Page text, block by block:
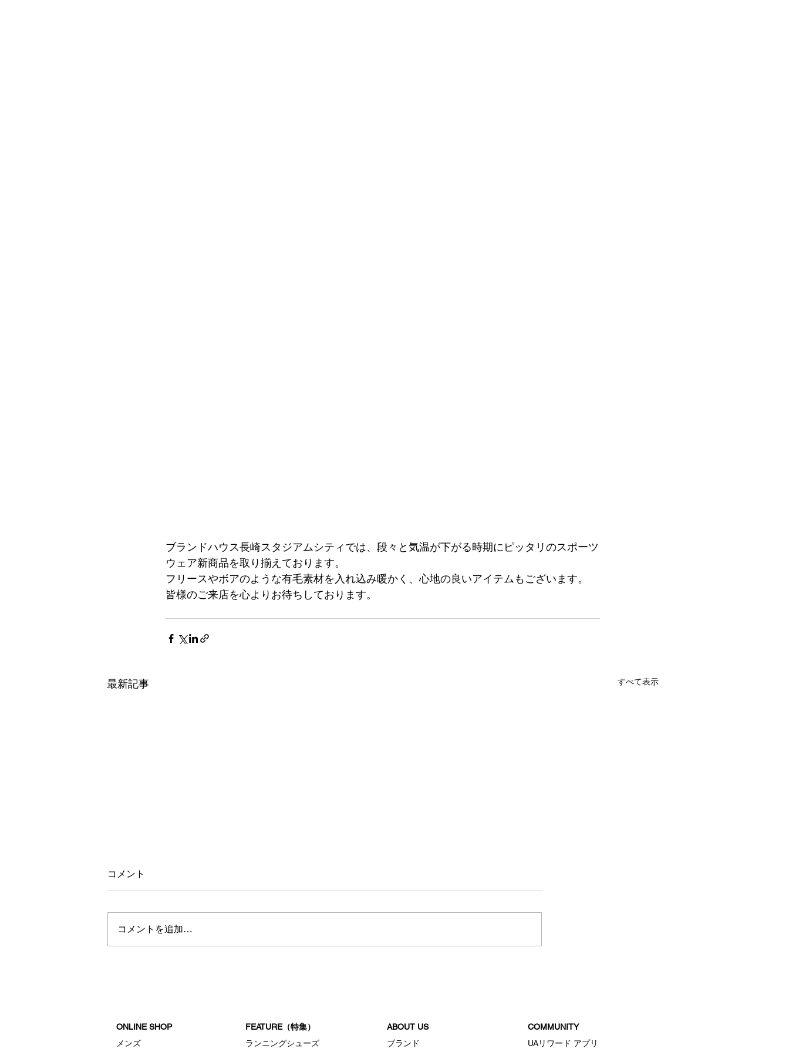
ブランドハウス長崎スタジアムシティでは、段々と気温が下がる時期にピッタリのスポーツ
ウェア新商品を取り揃えております。
​フリースやボアのような有⽑素材を⼊れ込み暖かく、心地の良いアイテムもございます。
皆様のご来店を心よりお待ちしております。
最新記事 すべて表示
コメント
コメントを追加…
ONLINE SHOP
メンズ
FEATURE（特集）
ランニングシューズ
ABOUT US
ブランド
COMMUNITY
UAリワード アプリ